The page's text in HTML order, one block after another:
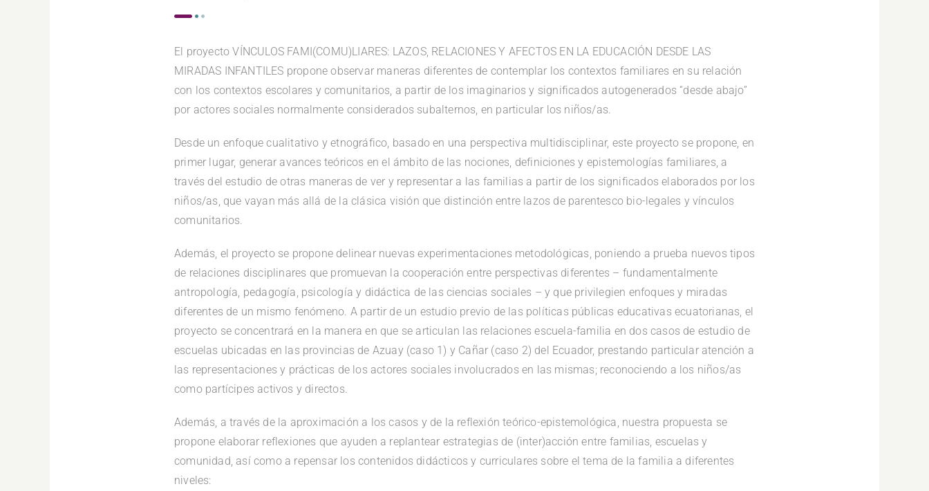
El proyecto VÍNCULOS FAMI(COMU)LIARES: LAZOS, RELACIONES Y AFECTOS EN LA EDUCACIÓN DESDE LAS
MIRADAS INFANTILES propone observar maneras diferentes de contemplar los contextos familiares en su relación
con los contextos escolares y comunitarios, a partir de los imaginarios y significados autogenerados “desde abajo”
por actores sociales normalmente considerados subalternos, en particular los niños/as.
Desde un enfoque cualitativo y etnográfico, basado en una perspectiva multidisciplinar, este proyecto se propone, en
primer lugar, generar avances teóricos en el ámbito de las nociones, definiciones y epistemologías familiares, a
través del estudio de otras maneras de ver y representar a las familias a partir de los significados elaborados por los
niños/as, que vayan más allá de la clásica visión que distinción entre lazos de parentesco bio-legales y vínculos
comunitarios.
Además, el proyecto se propone delinear nuevas experimentaciones metodológicas, poniendo a prueba nuevos tipos
de relaciones disciplinares que promuevan la cooperación entre perspectivas diferentes – fundamentalmente
antropología, pedagogía, psicología y didáctica de las ciencias sociales – y que privilegien enfoques y miradas
diferentes de un mismo fenómeno. A partir de un estudio previo de las políticas públicas educativas ecuatorianas, el
proyecto se concentrará en la manera en que se articulan las relaciones escuela-familia en dos casos de estudio de
escuelas ubicadas en las provincias de Azuay (caso 1) y Cañar (caso 2) del Ecuador, prestando particular atención a
las representaciones y prácticas de los actores sociales involucrados en las mismas; reconociendo a los niños/as
como partícipes activos y directos.
Además, a través de la aproximación a los casos y de la reflexión teórico-epistemológica, nuestra propuesta se
propone elaborar reflexiones que ayuden a replantear estrategias de (inter)acción entre familias, escuelas y
comunidad, así como a repensar los contenidos didácticos y curriculares sobre el tema de la familia a diferentes
niveles: